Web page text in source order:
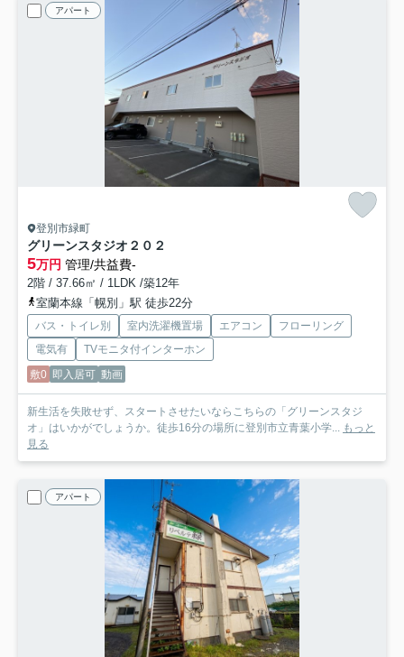
アパート
登別市緑町
グリーンスタジオ ２０２
5万円 管理/共益費-
2階 / 37.66㎡ / 1LDK /築12年
室蘭本線「幌別」駅 徒歩22分
バス・トイレ別 室内洗濯機置場 エアコン
フローリング
電気有
TVモニタ付インターホン
敷0 即入居可 動画
新生活を失敗せず、スタートさせたいならこちらの「グリーンスタジ
オ」はいかがでしょうか。徒歩16分の場所に登別市立青葉小学... もっと
見る
アパート